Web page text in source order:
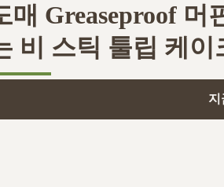
매 Greaseproof 머
비 스틱 툴립 케
지